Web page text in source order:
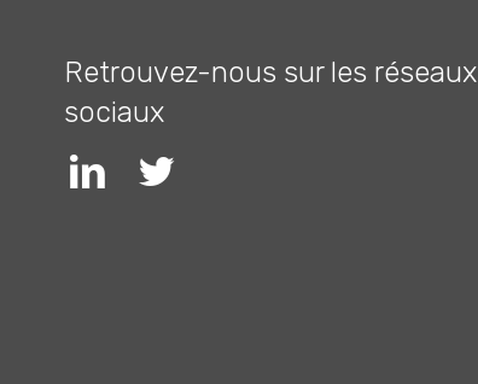
Retrouvez-nous sur les réseaux
sociaux